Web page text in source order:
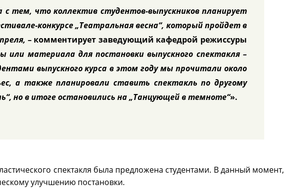
с тем, что коллектив студентов-выпускников планирует
конкурсе „Театральная весна“, который пройдет в
– комментирует заведующий кафедрой режиссуры
или материала для постановки выпускного спектакля –
выпускного курса в этом году мы прочитали около
а также планировали ставить спектакль по другому
но в итоге остановились на „Танцующей в темноте“».
спектакля была предложена студентами. В данный момент,
улучшению постановки.